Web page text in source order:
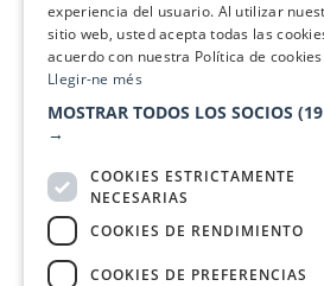
experiencia del usuario. Al utilizar
sitio web, usted acepta todas las
acuerdo con nuestra Política de
Llegir-ne més
MOSTRAR TODOS LOS SOCIOS
→
COOKIES ESTRICTAMENTE
NECESARIAS
COOKIES DE RENDIMIENTO
COOKIES DE PREFERENCIAS